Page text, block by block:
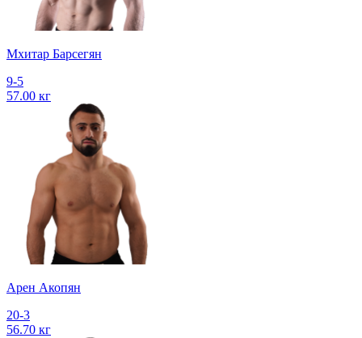
Мхитар Барсегян
9-5
57.00 кг
Арен Акопян
20-3
56.70 кг